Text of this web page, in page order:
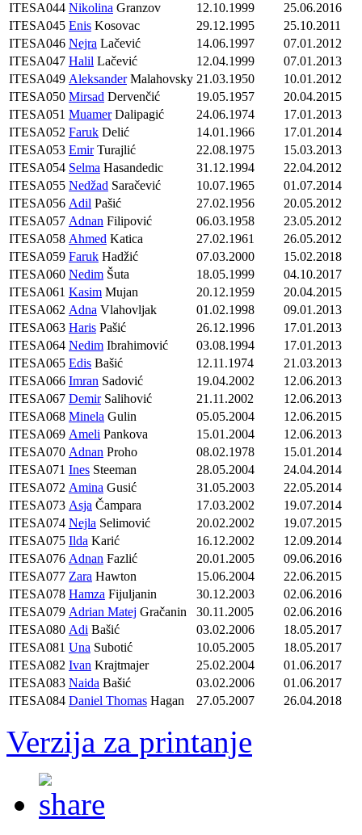
ITESA044 Nikolina Granzov 12.10.1999
25.06.2016
ITESA045 Enis Kosovac 29.12.1995
25.10.2011
ITESA046 Nejra Lačević 14.06.1997
07.01.2012
ITESA047 Halil Lačević 12.04.1999
07.01.2013
ITESA049 AleksanderMalahovsky 21.03.1950
10.01.2012
ITESA050 Mirsad Dervenčić 19.05.1957
20.04.2015
ITESA051 MuamerDalipagić 24.06.1974
17.01.2013
ITESA052 Faruk Delić 14.01.1966
17.01.2014
ITESA053 EmirTurajlić 22.08.1975
15.03.2013
ITESA054 Selma Hasandedic 31.12.1994
22.04.2012
ITESA055 Nedžad Saračević 10.07.1965
01.07.2014
ITESA056 Adil Pašić 27.02.1956
20.05.2012
ITESA057 Adnan Filipović 06.03.1958
23.05.2012
ITESA058 Ahmed Katica 27.02.1961
26.05.2012
ITESA059 Faruk Hadžić 07.03.2000
15.02.2018
ITESA060 Nedim Šuta 18.05.1999
04.10.2017
ITESA061 Kasim Mujan 20.12.1959
20.04.2015
ITESA062 Adna Vlahovljak 01.02.1998
09.01.2013
ITESA063 Haris Pašić 26.12.1996
17.01.2013
ITESA064 Nedim Ibrahimović 03.08.1994
17.01.2013
ITESA065 Edis Bašić 12.11.1974
21.03.2013
ITESA066 Imran Sadović 19.04.2002
12.06.2013
ITESA067 DemirSalihović 21.11.2002
12.06.2013
ITESA068 Minela Gulin 05.05.2004
12.06.2015
ITESA069 Ameli Pankova 15.01.2004
12.06.2013
ITESA070 Adnan Proho 08.02.1978
15.01.2014
ITESA071 Ines Steeman 28.05.2004
24.04.2014
ITESA072 Amina Gusić 31.05.2003
22.05.2014
ITESA073 Asja Čampara 17.03.2002
19.07.2014
ITESA074 Nejla Selimović 20.02.2002
19.07.2015
ITESA075 Ilda Karić 16.12.2002
12.09.2014
ITESA076 Adnan Fazlić 20.01.2005
09.06.2016
ITESA077 Zara Hawton 15.06.2004
22.06.2015
ITESA078 Hamza Fijuljanin 30.12.2003
02.06.2016
ITESA079 Adrian Matej Gračanin 30.11.2005
02.06.2016
ITESA080 Adi Bašić 03.02.2006
18.05.2017
ITESA081 Una Subotić 10.05.2005
18.05.2017
ITESA082 Ivan Krajtmajer 25.02.2004
01.06.2017
ITESA083 Naida Bašić 03.02.2006
01.06.2017
ITESA084 Daniel Thomas Hagan 27.05.2007 26.04.2018
Verzija za printanje